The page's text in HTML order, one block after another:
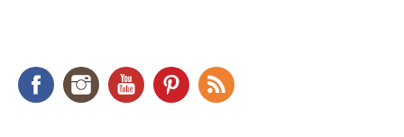
FacebookInstagramYouTubePinterest